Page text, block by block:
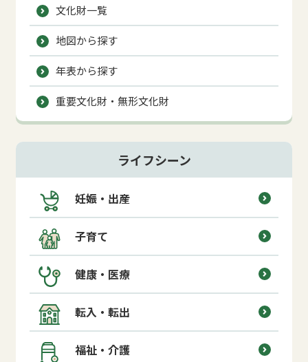
文化財一覧
地図から探す
年表から探す
重要文化財・無形文化財
ライフシーン
妊娠・出産
子育て
健康・医療
転入・転出
福祉・介護